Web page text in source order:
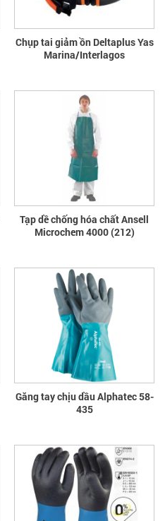
Chụp tai giảm ồn Deltaplus Yas
Marina/Interlagos
Tạp dề chống hóa chất Ansell
Microchem 4000 (212)
Găng tay chịu dầu Alphatec 58-
435